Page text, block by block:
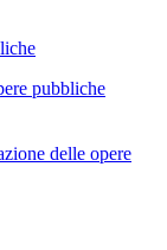
pubbliche
delle opere